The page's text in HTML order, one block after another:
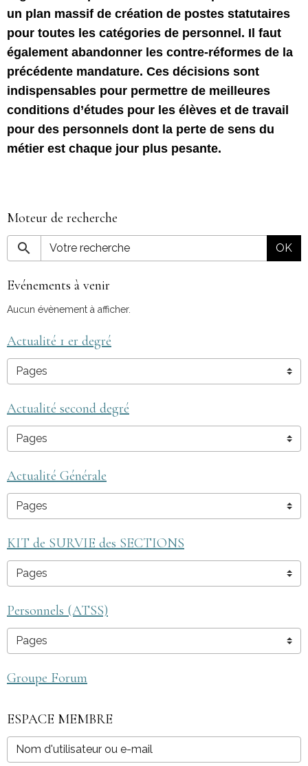
un plan massif de création de postes statutaires
pour toutes les catégories de personnel. Il faut
également abandonner les contre-réformes de la
précédente mandature. Ces décisions sont
indispensables pour permettre de meilleures
conditions d’études pour les élèves et de travail
pour des personnels dont la perte de sens du
métier est chaque jour plus pesante.
Moteur de recherche
OK
Evénements à venir
Aucun évènement à afficher.
Actualité 1 er degré
Actualité second degré
Actualité Générale
KIT de SURVIE des SECTIONS
Personnels (ATSS)
Groupe Forum
ESPACE MEMBRE